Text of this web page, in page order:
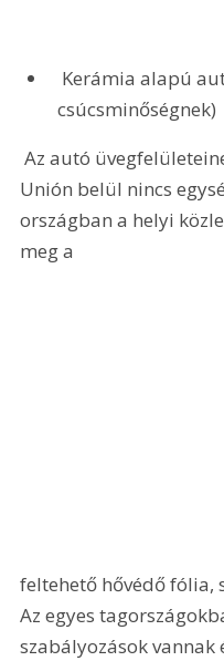
csúcsminőségnek)
Az autó üvegfelületeinek fóliázására az Európai
Unión belül nincs
országban a helyi
meg a
feltehető hővédő
Az egyes
szabályozások vannak